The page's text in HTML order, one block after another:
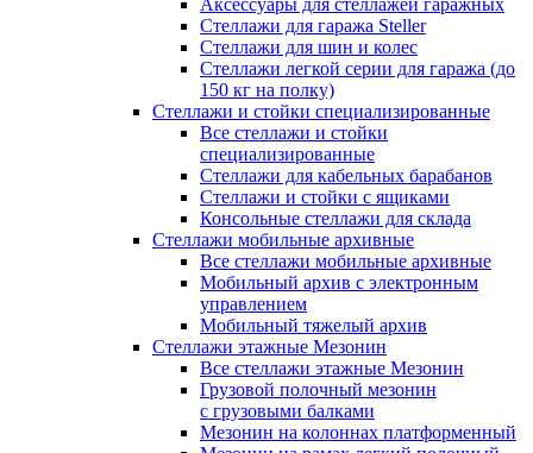
Аксессуары для стеллажей гаражных
Стеллажи для гаража Steller
Стеллажи для шин и колес
Стеллажи легкой серии для гаража (до
150 кг на полку)
Стеллажи и стойки специализированные
Все стеллажи и стойки
специализированные
Стеллажи для кабельных барабанов
Стеллажи и стойки с ящиками
Консольные стеллажи для склада
Стеллажи мобильные архивные
Все стеллажи мобильные архивные
Мобильный архив с электронным
управлением
Мобильный тяжелый архив
Стеллажи этажные Мезонин
Все стеллажи этажные Мезонин
Грузовой полочный мезонин
с грузовыми балками
Мезонин на колоннах платформенный